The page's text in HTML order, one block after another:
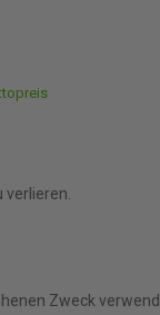
verlieren.
Zweck